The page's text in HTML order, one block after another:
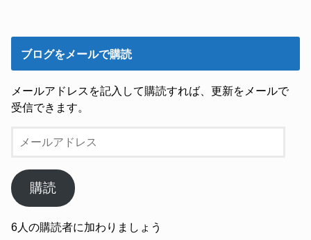
ブログをメールで購読
メールアドレスを記入して購読すれば、更新をメールで
受信できます。
ー
ア
ド
ス
購読
6人の購読者に加わりましょう